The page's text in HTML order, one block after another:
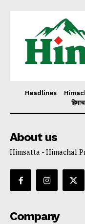
Headlines
About us
Himsatta - Himachal
Company